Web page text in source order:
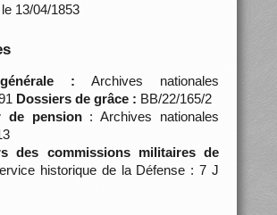
13/04/1853
: Archives nationales
Dossiers de grâce : BB/22/165/2
de pension: Archives nationales
des commissions militaires de
historique de la Défense : 7 J